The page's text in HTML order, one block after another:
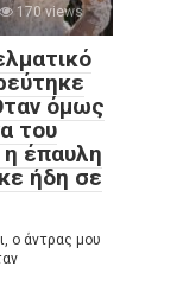
170 views
όμως
του
η έπαυλη
ήδη σε
ο άντρας μου